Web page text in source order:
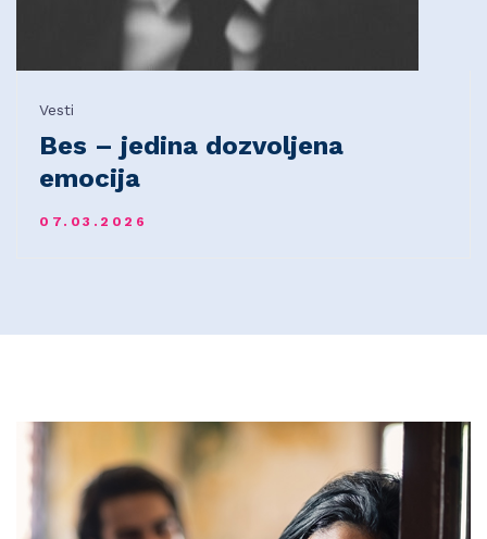
Vesti
Bes – jedina dozvoljena
emocija
07.03.2026